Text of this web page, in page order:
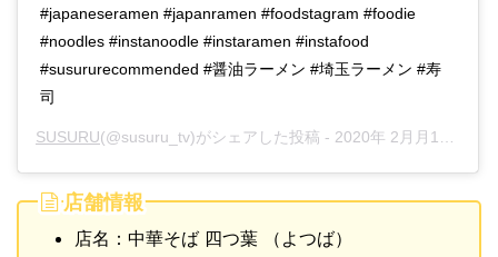
#japaneseramen #japanramen #foodstagram #foodie
#noodles #instanoodle #instaramen #instafood
#susururecommended #醤油ラーメン #埼玉ラーメン #寿
司
SUSURU(@susuru_tv)がシェアした投稿 - 2020年 2月月19日午後4時55分PST
店舗情報
店名：中華そば 四つ葉 （よつば）